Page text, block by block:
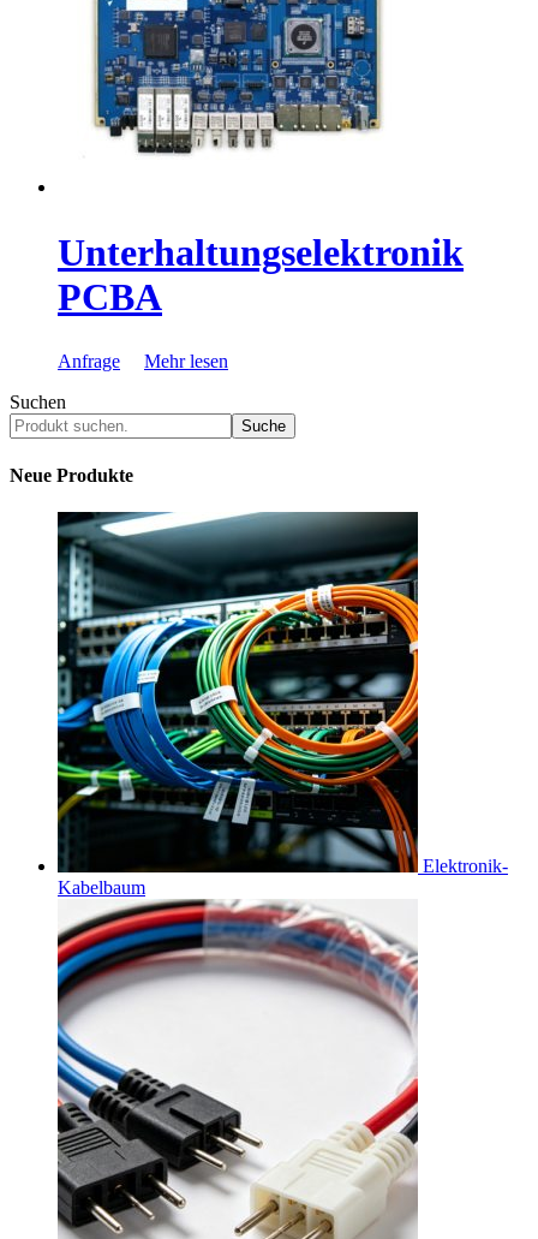
Unterhaltungselektronik
PCBA
Anfrage
Mehr lesen
Suchen
Suche
Neue Produkte
Elektronik-
Kabelbaum